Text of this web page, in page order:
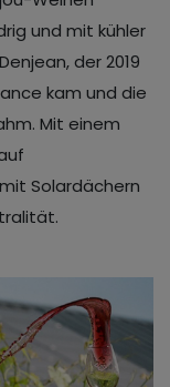
und mit kühler
der 2019
kam und die
Mit einem
Solardächern